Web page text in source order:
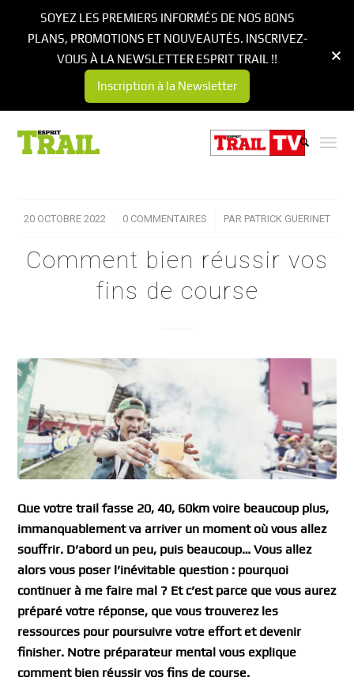
20 OCTOBRE 2022
/ 0 COMMENTAIRES
/ PAR PATRICK GUERINET
Comment bien réussir vos
fins de course
Que votre trail fasse 20, 40, 60km voire beaucoup plus,
immanquablement va arriver un moment où vous allez
souffrir. D’abord un peu, puis beaucoup… Vous allez
alors vous poser l’inévitable question : pourquoi
continuer à me faire mal ? Et c’est parce que vous aurez
préparé votre réponse, que vous trouverez les
ressources pour poursuivre votre effort et devenir
finisher. Notre préparateur mental vous explique
comment bien réussir vos fins de course.
SOYEZ LES PREMIERS INFORMÉS DE NOS BONS
PLANS, PROMOTIONS ET NOUVEAUTÉS. INSCRIVEZ-
VOUS À LA NEWSLETTER ESPRIT TRAIL !!
Inscription à la Newsletter